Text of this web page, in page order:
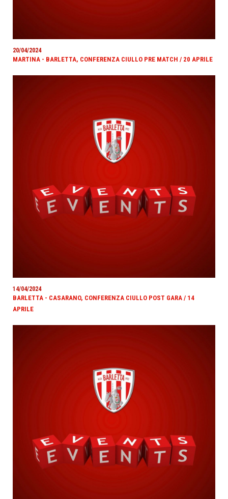
20/04/2024
MARTINA - BARLETTA, CONFERENZA CIULLO PRE MATCH / 20 APRILE
14/04/2024
BARLETTA - CASARANO, CONFERENZA CIULLO POST GARA / 14
APRILE